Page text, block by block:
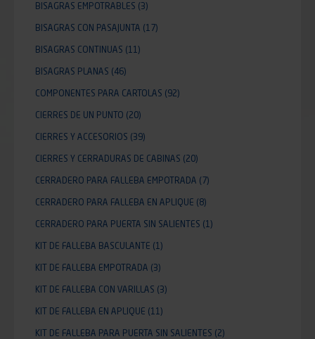
BISAGRAS EMPOTRABLES (3)
BISAGRAS CON PASAJUNTA (17)
BISAGRAS CONTINUAS (11)
BISAGRAS PLANAS (46)
COMPONENTES PARA CARTOLAS (92)
CIERRES DE UN PUNTO (20)
CIERRES Y ACCESORIOS (39)
CIERRES Y CERRADURAS DE CABINAS (20)
CERRADERO PARA FALLEBA EMPOTRADA (7)
CERRADERO PARA FALLEBA EN APLIQUE (8)
CERRADERO PARA PUERTA SIN SALIENTES (1)
KIT DE FALLEBA BASCULANTE (1)
KIT DE FALLEBA EMPOTRADA (3)
KIT DE FALLEBA CON VARILLAS (3)
KIT DE FALLEBA EN APLIQUE (11)
KIT DE FALLEBA PARA PUERTA SIN SALIENTES (2)